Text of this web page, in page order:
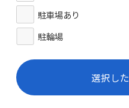
駐車場あり
駐輪場
選択し